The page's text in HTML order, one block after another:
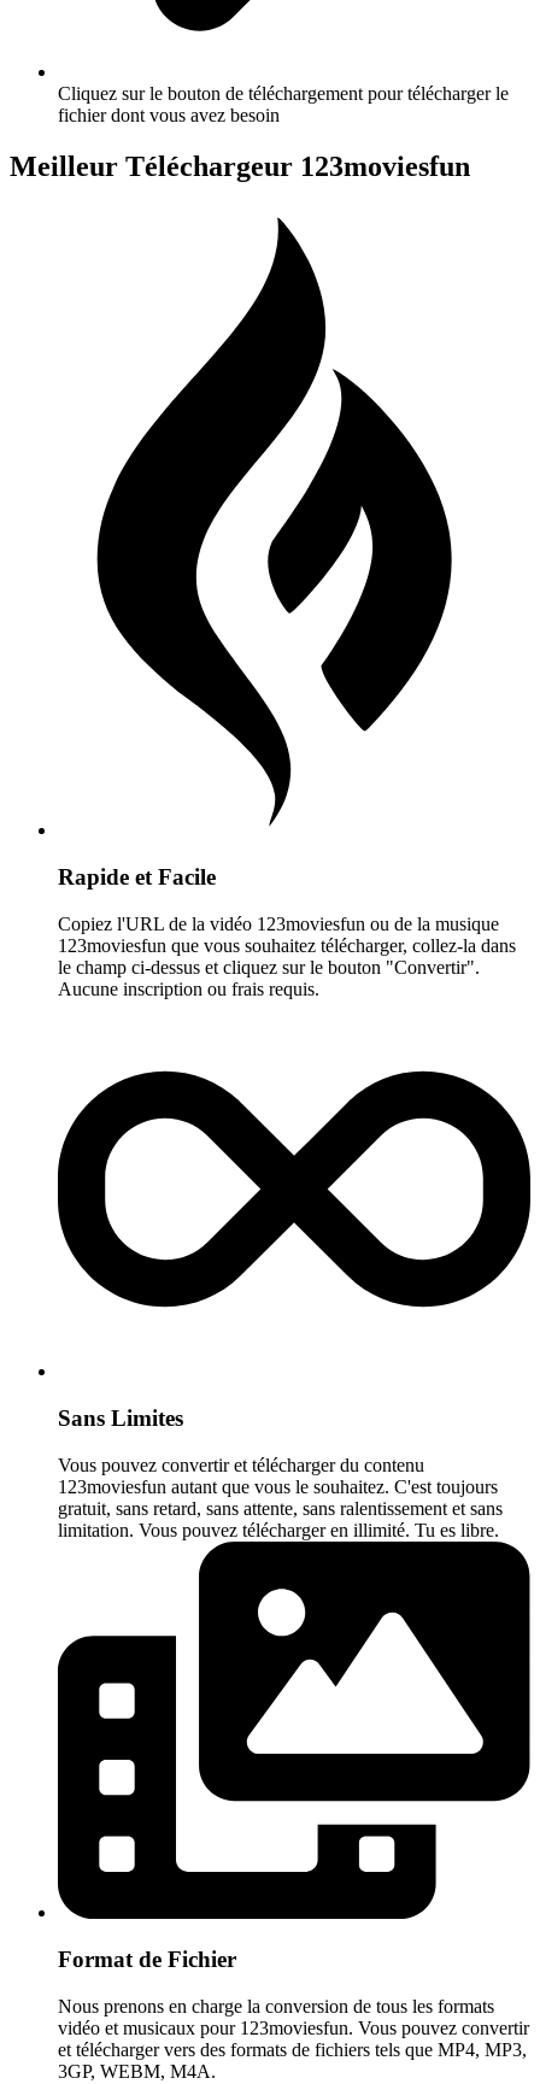
Cliquez sur le bouton de téléchargement pour télécharger le
fichier dont vous avez besoin
Meilleur Téléchargeur 123moviesfun
Rapide et Facile
Copiez l'URL de la vidéo 123moviesfun ou de la musique
123moviesfun que vous souhaitez télécharger, collez-la dans
le champ ci-dessus et cliquez sur le bouton "Convertir".
Aucune inscription ou frais requis.
Sans Limites
Vous pouvez convertir et télécharger du contenu
123moviesfun autant que vous le souhaitez. C'est toujours
gratuit, sans retard, sans attente, sans ralentissement et sans
limitation. Vous pouvez télécharger en illimité. Tu es libre.
Format de Fichier
Nous prenons en charge la conversion de tous les formats
vidéo et musicaux pour 123moviesfun. Vous pouvez convertir
et télécharger vers des formats de fichiers tels que MP4, MP3,
3GP, WEBM, M4A.